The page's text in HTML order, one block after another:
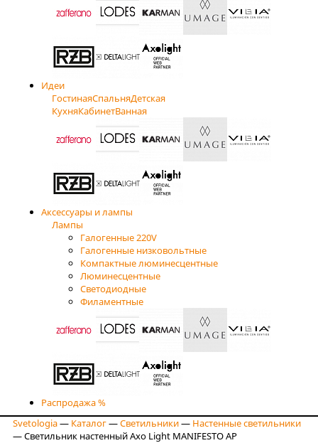
Идеи
ГостинаяСпальняДетская
КухняКабинетВанная
Аксессуары и лампы
Лампы
Галогенные 220V
Галогенные низковольтные
Компактные люминесцентные
Люминесцентные
Светодиодные
Филаментные
Распродажа %
Svetologia— Каталог—Светильники— Настенные светильники
—Светильник настенный Axo Light MANIFESTO AP